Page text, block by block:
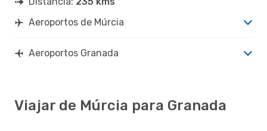
Aeroportos de Múrcia
Aeroportos Granada
Viajar de Múrcia para Granada